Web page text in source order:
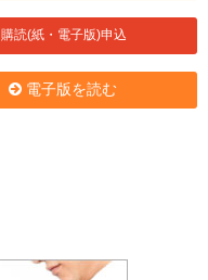
購読(紙・電子版)申込
電子版を読む